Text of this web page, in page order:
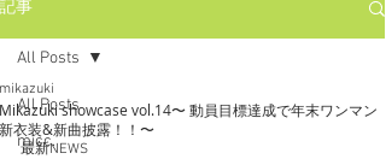
記事
All Posts
micc.
All Posts
Mikazuki showcase vol.14〜 動員目標達成で年末ワンマン
新衣装&新曲披露！！〜
mikazuki
最新NEWS